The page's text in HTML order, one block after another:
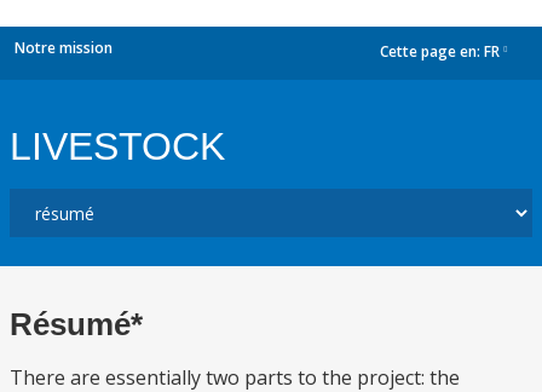
Notre mission Cette page en: FR
LIVESTOCK
Résumé*
There are essentially two parts to the project: the